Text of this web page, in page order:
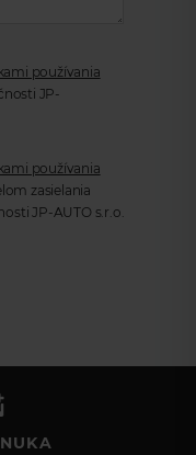
používania
JP-
používania
zasielania
JP-AUTO s.r.o.
Ak to